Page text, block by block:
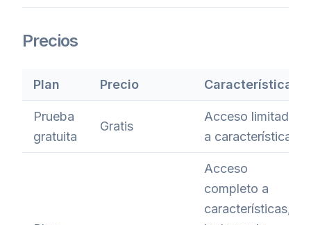
Precios
Plan Precio Características
Prueba
gratuita
Gratis
Acceso limitado
a características
Acceso
completo a
características,